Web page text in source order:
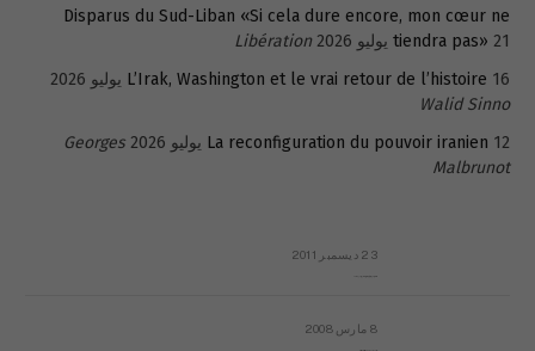
Disparus du Sud-Liban «Si cela dure encore, mon cœur ne
tiendra pas» 21 يوليو 2026
Libération
L’Irak, Washington et le vrai retour de l’histoire 16 يوليو 2026
Walid Sinno
La reconfiguration du pouvoir iranien 12 يوليو 2026
Georges
Malbrunot
23 ديسمبر 2011
8 مارس 2008